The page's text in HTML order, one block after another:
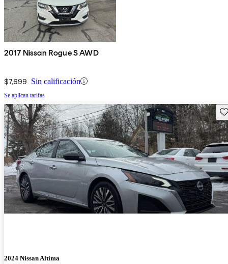
2017 Nissan Rogue S AWD
$7,699 Sin calificación
Se aplican tarifas
2024 Nissan Altima